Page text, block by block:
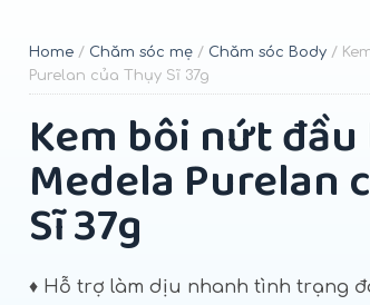
Home/ Chăm sóc mẹ/ Chăm sóc Body/
Purelan của Thụy Sĩ 37g
Kem bôi nứt
Medela Purelan
Sĩ 37g
♦ Hỗ trợ làm dịu nhanh tình trạng